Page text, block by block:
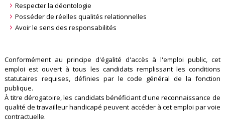
Respecter la déontologie
Posséder de réelles qualités relationnelles
Avoir le sens des responsabilités
Conformément au principe d'égalité d'accès à l'emploi public, cet
emploi est ouvert à tous les candidats remplissant les conditions
statutaires requises, définies par le code général de la fonction
publique.
À titre dérogatoire, les candidats bénéficiant d'une reconnaissance de
qualité de travailleur handicapé peuvent accéder à cet emploi par voie
contractuelle.